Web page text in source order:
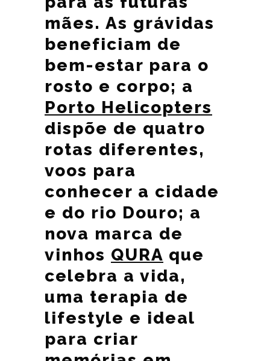
mães. As grávidas
beneficiam de
bem-estar para o
rosto e corpo; a
Porto Helicopters
dispõe de quatro
rotas diferentes,
voos para
conhecer a cidade
e do rio Douro; a
nova marca de
vinhos QURA que
celebra a vida,
uma terapia de
lifestyle e ideal
para criar